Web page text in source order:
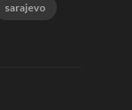
sarajevo